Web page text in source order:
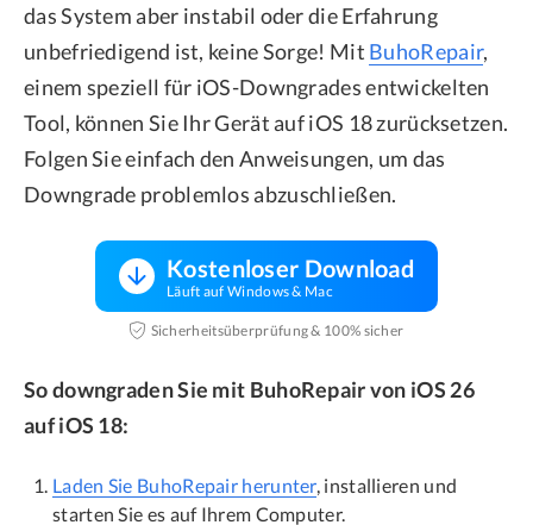
das System aber instabil oder die Erfahrung
unbefriedigend ist, keine Sorge! Mit BuhoRepair,
einem speziell für iOS-Downgrades entwickelten
Tool, können Sie Ihr Gerät auf iOS 18 zurücksetzen.
Folgen Sie einfach den Anweisungen, um das
Downgrade problemlos abzuschließen.
Kostenloser Download
Läuft auf Windows & Mac
Sicherheitsüberprüfung & 100% sicher
So downgraden Sie mit BuhoRepair von iOS 26
auf iOS 18:
Laden Sie BuhoRepair herunter, installieren und
starten Sie es auf Ihrem Computer.